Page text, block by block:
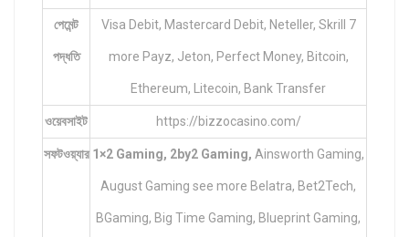
পেমেন্ট
পদ্ধতি
Visa Debit, Mastercard Debit, Neteller, Skrill 7
more Payz, Jeton, Perfect Money, Bitcoin,
Ethereum, Litecoin, Bank Transfer
ওয়েবসাইট https://bizzocasino.com/
সফটওয়্যার 1×2 Gaming, 2by2 Gaming, Ainsworth Gaming,
August Gaming see more Belatra, Bet2Tech,
BGaming, Big Time Gaming, Blueprint Gaming,